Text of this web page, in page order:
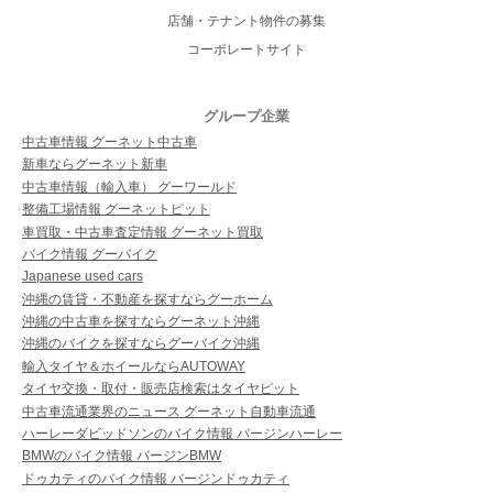
店舗・テナント物件の募集
コーポレートサイト
グループ企業
中古車情報 グーネット中古車
新車ならグーネット新車
中古車情報（輸入車） グーワールド
整備工場情報 グーネットピット
車買取・中古車査定情報 グーネット買取
バイク情報 グーバイク
Japanese used cars
沖縄の賃貸・不動産を探すならグーホーム
沖縄の中古車を探すならグーネット沖縄
沖縄のバイクを探すならグーバイク沖縄
輸入タイヤ＆ホイールならAUTOWAY
タイヤ交換・取付・販売店検索はタイヤピット
中古車流通業界のニュース グーネット自動車流通
ハーレーダビッドソンのバイク情報 バージンハーレー
BMWのバイク情報 バージンBMW
ドゥカティのバイク情報 バージンドゥカティ